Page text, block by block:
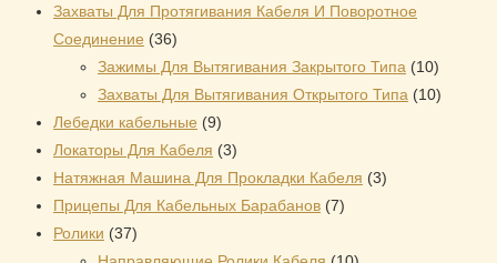
товар
Захваты Для Протягивания Кабеля И Поворотное
Соединение
3636
товаров
Зажимы Для Вытягивания Закрытого Типа 1010
товаров
Захваты Для Вытягивания Открытого Типа 1010
Лебедки кабельные 99
товаров
Локаторы Для Кабеля 33
товара
Натяжная Mашина Для Прокладки Кабеля 33
Прицепы Для Кабельных Барабанов 77
Ролики 3737